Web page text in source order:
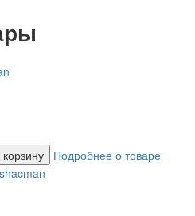
Подробнее о товаре